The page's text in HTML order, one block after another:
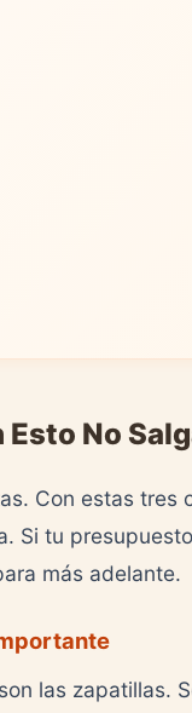
No
Con estas tres
Si tu
más adelante.
las zapatillas.